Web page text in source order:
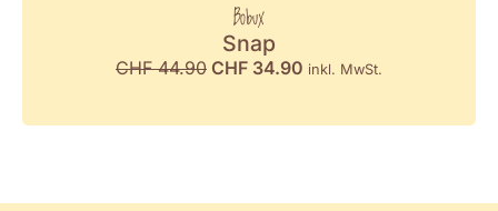
Bobux
Snap
CHF44.90 CHF 34.90 inkl. MwSt.